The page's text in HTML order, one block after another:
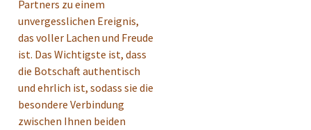
Partners zu einem
unvergesslichen Ereignis,
das voller Lachen und Freude
ist. Das Wichtigste ist, dass
die Botschaft authentisch
und ehrlich ist, sodass sie die
besondere Verbindung
zwischen Ihnen beiden